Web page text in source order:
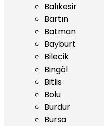
Balıkesir
Bartın
Batman
Bayburt
Bilecik
Bingöl
Bitlis
Bolu
Burdur
Bursa